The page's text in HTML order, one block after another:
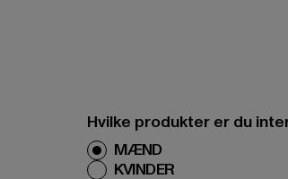
Hvilke produkter er du
MÆND
KVINDER